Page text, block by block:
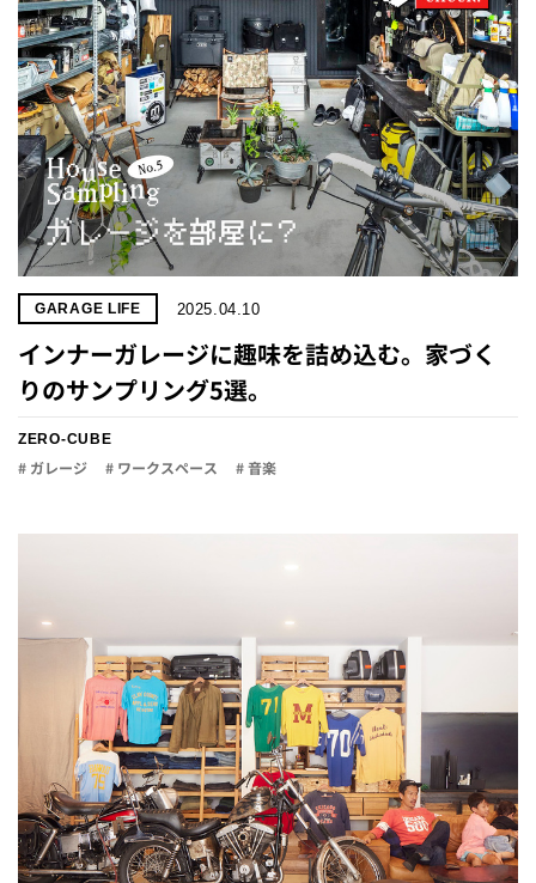
採用情
報
GARAGE LIFE 2025.04.10
インナーガレージに趣味を詰め込む。家づく
りのサンプリング5選。
ZERO-CUBE
# ガレージ # ワークスペース # 音楽